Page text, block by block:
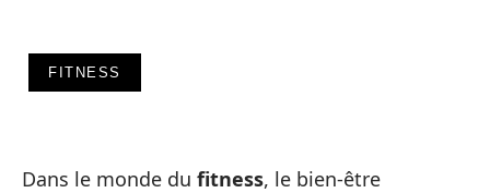
FITNESS
Dans le monde du fitness, le bien-être